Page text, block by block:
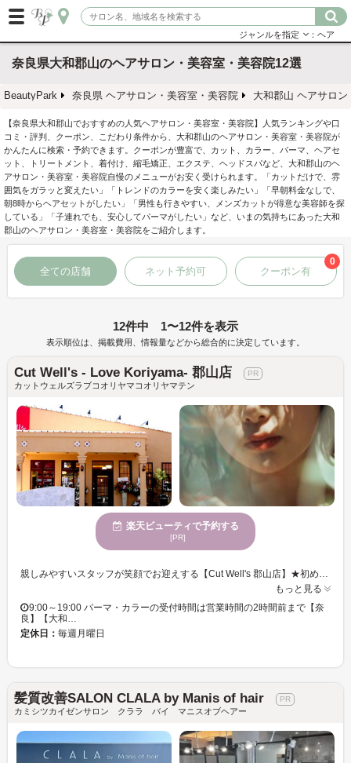
ジャンルを指定 ：ヘア
奈良県大和郡山のヘアサロン・美容室・美容院12選
BeautyPark 奈良県 ヘアサロン・美容室・美容院 大和郡山 ヘアサロ
【奈良県大和郡山でおすすめの人気ヘアサロン・美容室・美容院】人気ランキングや口
コミ・評判、クーポン、こだわり条件から、大和郡山のヘアサロン・美容室・美容院が
かんたんに検索・予約できます。クーポンが豊富で、カット、カラー、パーマ、ヘアセ
ット、トリートメント、着付け、縮毛矯正、エクステ、ヘッドスパなど、大和郡山のヘ
アサロン・美容室・美容院自慢のメニューがお安く受けられます。「カットだけで、雰
囲気をガラッと変えたい」「トレンドのカラーを安く楽しみたい」「早朝料金なしで、
朝8時からヘアセットがしたい」「男性も行きやすい、メンズカットが得意な美容師を探
している」「子連れでも、安心してパーマがしたい」など、いまの気持ちにあった大和
郡山のヘアサロン・美容室・美容院をご紹介します。
全ての店舗 ネット予約可 クーポン有
0
12件中 1〜12件を表示
表示順位は、掲載費用、情報量などから総合的に決定しています。
Cut Well's - Love Koriyama- 郡山店
カットウェルズラブコオリヤマコオリヤマテン
楽天ビューティで予約する
[PR]
親しみやすいスタッフが笑顔でお迎えする【Cut Well's 郡山店】★初めての方でも緊張せず過ごせる温かい雰囲気と、一人ひとりに寄り添った丁寧なカウンセリングが人気のサロンです。髪質改善や縮毛矯正、美髪カラーをはじめ、顔周りレイヤーや透明感カラー、メンズカット・メンズパーマまで幅広いスタイルに対応◎髪質や骨格、ライフスタイルに合わせたご提案で毎日のスタイリングが楽になる再現性の高いヘアを叶えます。ダメージや広がり、うねり、白髪などのお悩みもお気軽にご相談ください♪トレンドを取り入れながらも、お客様一人ひとりに似合うデザインを大切にしています。居心地の良い空間づくりを心掛け、お客様にとって長く通いたくなるサロンを目指しています。無料駐車場完備でお車でも通いやすく、ご家族やご友人と一緒のご来店も大歓迎です★[髪質改善][縮毛矯正][白髪ぼかし][レイヤーカット][メンズカット]
もっと見る
9:00～19:00 パーマ・カラーの受付時間は営業時間の2時間前まで【奈
良】【大和…
定休日： 毎週月曜日
髪質改善SALON CLALA by Manis of hair
カミシツカイゼンサロン クララ バイ マニスオブヘアー